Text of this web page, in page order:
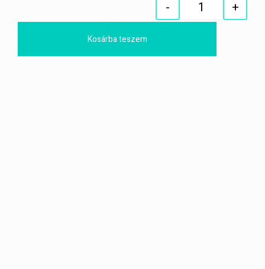
Quantity
- +
Kosárba teszem